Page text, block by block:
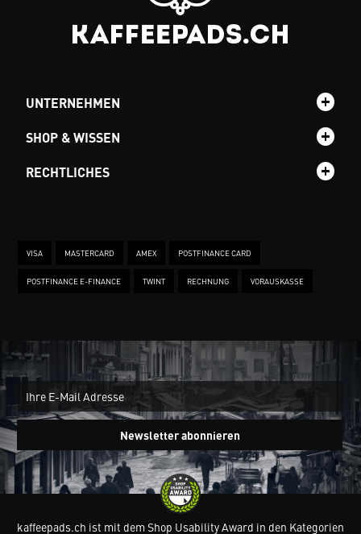
UNTERNEHMEN
SHOP & WISSEN
RECHTLICHES
VISA MASTERCARD AMEX POSTFINANCE CARD
POSTFINANCE E-FINANCE TWINT RECHNUNG VORAUSKASSE
Newsletter abonnieren
kaffeepads.ch ist mit dem Shop Usability Award in den Kategorien